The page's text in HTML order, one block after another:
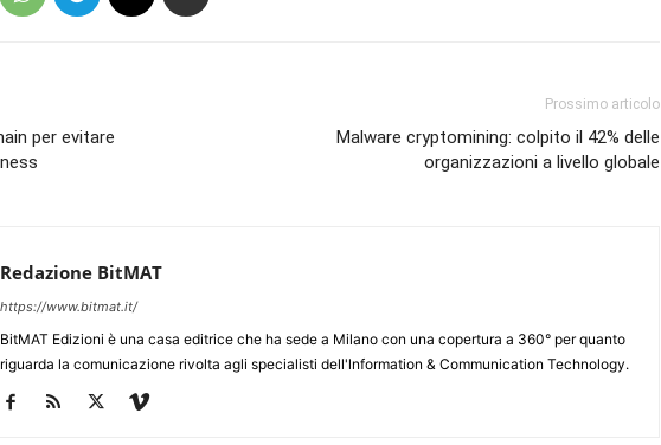
per evitare
Prossimo articolo
Malware cryptomining: colpito il 42% delle
organizzazioni a livello globale
Redazione BitMAT
https://www.bitmat.it/
BitMAT Edizioni è una casa editrice che ha sede a Milano con una copertura a 360° per quanto
riguarda la comunicazione rivolta agli specialisti dell'lnformation & Communication Technology.